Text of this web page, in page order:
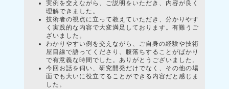
実例を交えながら、ご説明をいただき、内容が良く
理解できました。
技術者の視点に立って教えていただき、分かりやす
く実践的な内容で大変満足しております。有難うご
ざいました。
わかりやすい例を交えながら、ご自身の経験や技術
屋目線で語ってくださり、腹落ちすることがばかり
で有意義な時間でした。ありがとうございました。
今回お話を伺い、研究開発だけでなく、その他の場
面でも大いに役立てることができる内容だと感じま
した。